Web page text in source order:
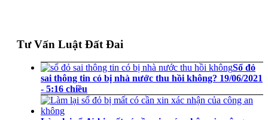
Tư Vấn Luật Đất Đai
Sổ đỏ
sai thông tin có bị nhà nước thu hồi không? 19/06/2021
- 5:16 chiều